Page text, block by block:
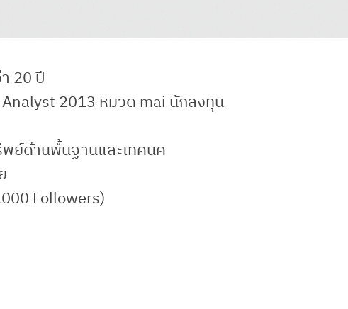
20 ปี
Analyst 2013 หมวด mai นักลงทุน
ย์ด้านพื้นฐานและเทคนิค
Followers)